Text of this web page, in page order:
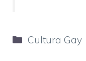
Categorie
Cultura Gay